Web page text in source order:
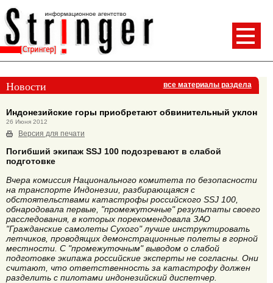
Новости все материалы раздела
Индонезийские горы приобретают обвинительный уклон
26 Июня 2012
Версия для печати
Погибший экипаж SSJ 100 подозревают в слабой
подготовке
Вчера комиссия Национального комитета по безопасности
на транспорте Индонезии, разбирающаяся с
обстоятельствами катастрофы российского SSJ 100,
обнародовала первые, "промежуточные" результаты своего
расследования, в которых порекомендовала ЗАО
"Гражданские самолеты Сухого" лучше инструктировать
летчиков, проводящих демонстрационные полеты в горной
местности. С "промежуточным" выводом о слабой
подготовке экипажа российские эксперты не согласны. Они
считают, что ответственность за катастрофу должен
разделить с пилотами индонезийский диспетчер.